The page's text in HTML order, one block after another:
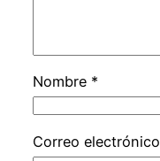
Nombre *
Correo electrónico